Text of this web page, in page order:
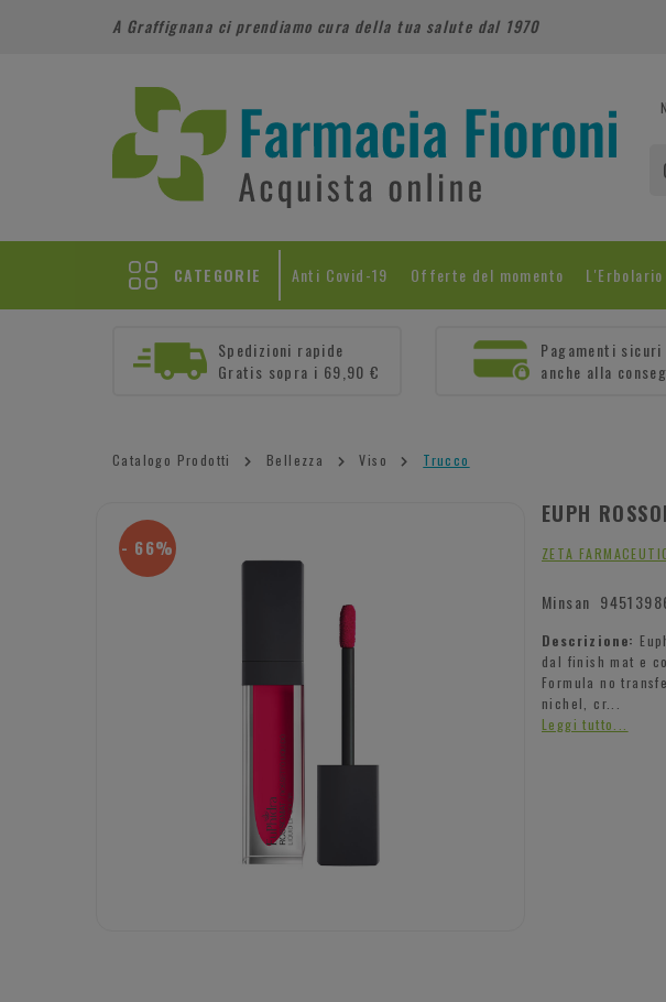
A Graffignana ci prendiamo cura della tua salute dal 1970
CATEGORIE Anti Covid-19 Offerte del momento L'Erbolario
Spedizioni rapide
Gratis sopra i 69,90 €
Pagamenti sicuri
anche alla
Catalogo Prodotti Bellezza Viso Trucco
- 66%
EUPH
ZETA
Minsan
Descrizione:
dal finish mat e
Formula no
nichel, cr...
Leggi tutto...